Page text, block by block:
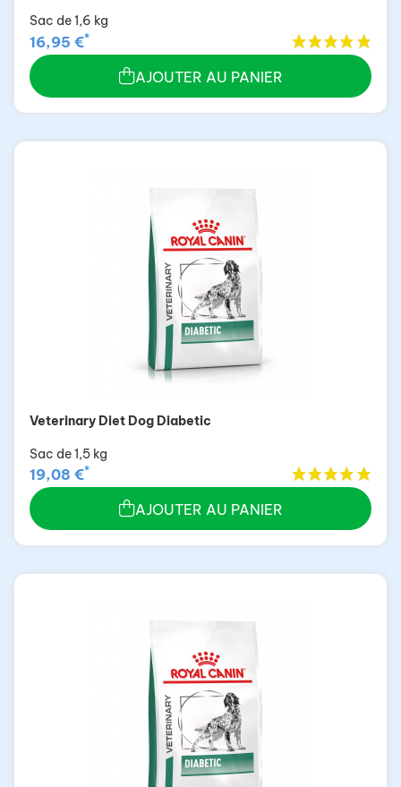
Sac de 1,6 kg
16,95 €*
AJOUTER AU PANIER
Veterinary Diet Dog Diabetic
Sac de 1,5 kg
19,08 €*
AJOUTER AU PANIER